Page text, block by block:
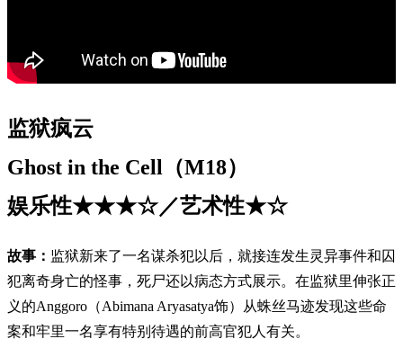
监狱疯云
Ghost in the Cell（M18）
娱乐性★★★☆／艺术性★☆
故事： 监狱新来了一名谋杀犯以后，就接连发生灵异事件和囚
犯离奇身亡的怪事，死尸还以病态方式展示。在监狱里伸张正
义的Anggoro（Abimana Aryasatya饰）从蛛丝马迹发现这些命
案和牢里一名享有特别待遇的前高官犯人有关。